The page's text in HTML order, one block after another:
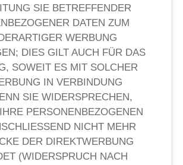
SIE BETREFFENDER
DATEN ZUM
WERBUNG
DIES GILT AUCH FÜR DAS
SOWEIT ES MIT SOLCHER
IN VERBINDUNG
SIE WIDERSPRECHEN,
PERSONENBEZOGENEN
NICHT MEHR
DER DIREKTWERBUNG
(WIDERSPRUCH NACH